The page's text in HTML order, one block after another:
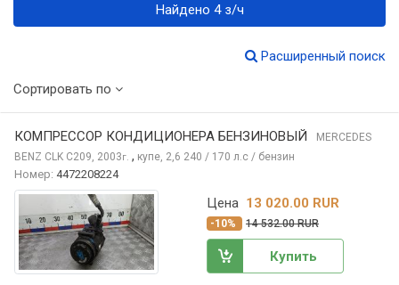
Найдено 4 з/ч
Расширенный поиск
Сортировать по
КОМПРЕССОР КОНДИЦИОНЕРА БЕНЗИНОВЫЙ
MERCEDES
BENZ CLK C209, 2003г. , купе, 2,6 240 / 170 л.с / бензин
Номер: 4472208224
Цена 13 020.00 RUR
-10% 14 532.00 RUR
Купить